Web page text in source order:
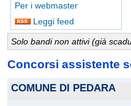
Per i webmaster
Leggi feed
Solo bandi non attivi (già
Concorsi assistente
COMUNE DI PEDARA